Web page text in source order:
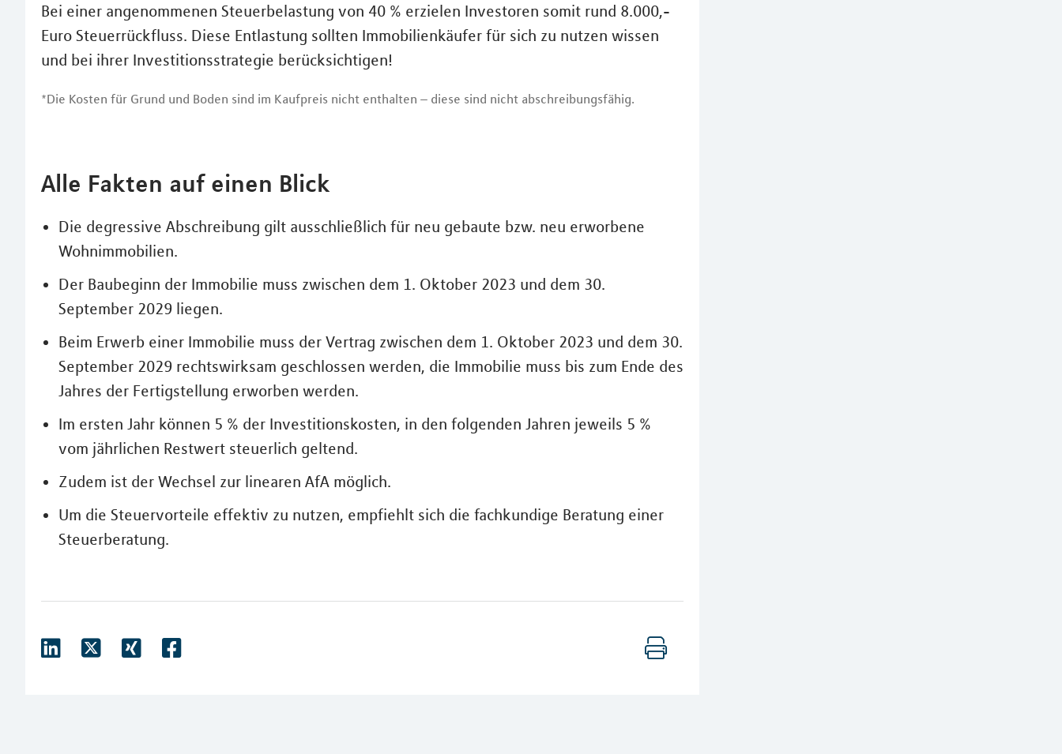
Bei einer angenommenen Steuerbelastung von 40 % erzielen Investoren somit rund 8.000,-
Euro Steuerrückfluss. Diese Entlastung sollten Immobilienkäufer für sich zu nutzen wissen
und bei ihrer Investitionsstrategie berücksichtigen!
*Die Kosten für Grund und Boden sind im Kaufpreis nicht enthalten – diese sind nicht abschreibungsfähig.
Alle Fakten auf einen Blick
Die degressive Abschreibung gilt ausschließlich für neu gebaute bzw. neu erworbene
Wohnimmobilien.
Der Baubeginn der Immobilie muss zwischen dem 1. Oktober 2023 und dem 30.
September 2029 liegen.
Beim Erwerb einer Immobilie muss der Vertrag zwischen dem 1. Oktober 2023 und dem 30.
September 2029 rechtswirksam geschlossen werden, die Immobilie muss bis zum Ende des
Jahres der Fertigstellung erworben werden.
Im ersten Jahr können 5 % der Investitionskosten, in den folgenden Jahren jeweils 5 %
vom jährlichen Restwert steuerlich geltend.
Zudem ist der Wechsel zur linearen AfA möglich.
Um die Steuervorteile effektiv zu nutzen, empfiehlt sich die fachkundige Beratung einer
Steuerberatung.